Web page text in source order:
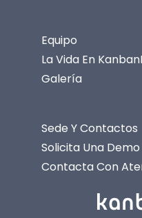
Equipo
La Vida En
Galería
Sede Y Contactos
Solicita Una Demo
Contacta Con